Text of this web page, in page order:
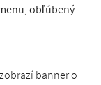
obľúbený
banner o